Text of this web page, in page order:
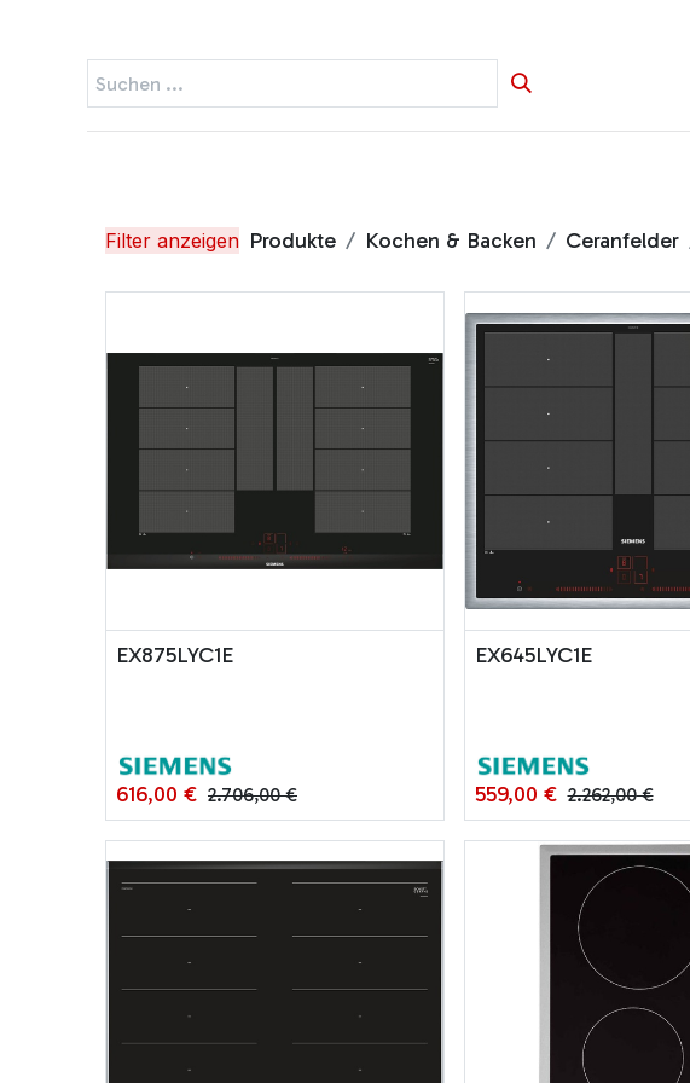
Filter anzeigen Produkte Kochen & Backen Ceranfelder
EX875LYC1E
616,00 € 2.706,00€
EX645LYC1E
559,00 € 2.262,00€